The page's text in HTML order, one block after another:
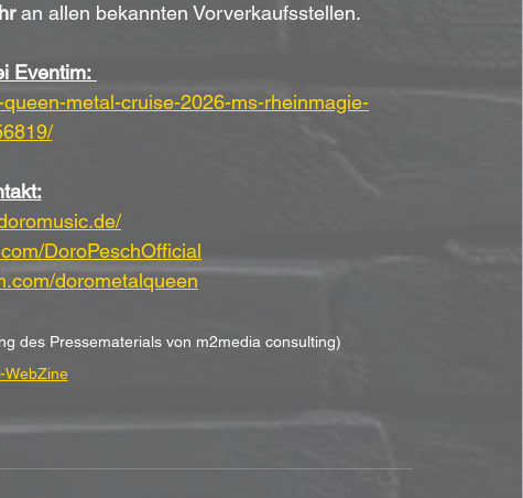
an allen bekannten Vorverkaufsstellen.
Eventim:
metal-cruise-2026-ms-rheinmagie-
DoroPeschOfficial
dorometalqueen
des Pressematerials von m2media consulting)
WebZine